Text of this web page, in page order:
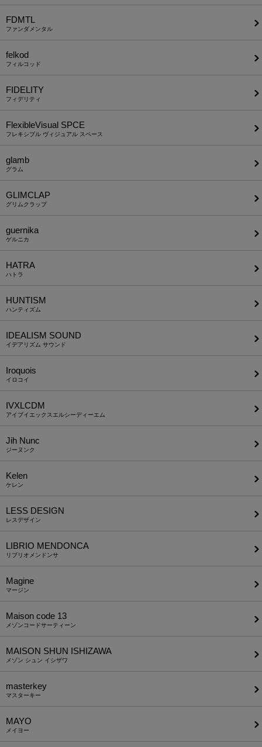
FDMTL
ファンダメンタル
felkod
フィルコッド
FIDELITY
フィデリティ
FlexibleVisual SPCE
フレキシブル ヴィジュアル スペース
glamb
グラム
GLIMCLAP
グリムクラップ
guernika
ゲルニカ
HATRA
ハトラ
HUNTISM
ハンティズム
IDEALISM SOUND
イデアリズム サウンド
Iroquois
イロコイ
IVXLCDM
アイブイエックスエルシーディーエム
Jih Nunc
ジーヌンク
Kelen
ケレン
LESS DESIGN
レスデザイン
LIBRIO MENDONCA
リブリオメンドンサ
Magine
マージン
Maison code 13
メゾンコードサーティーン
MAISON SHUN ISHIZAWA
メゾン シュン イシザワ
masterkey
マスターキー
MAYO
メイヨー